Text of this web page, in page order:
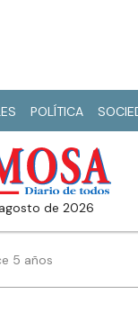
POLÍTICA
de 2026
5 años